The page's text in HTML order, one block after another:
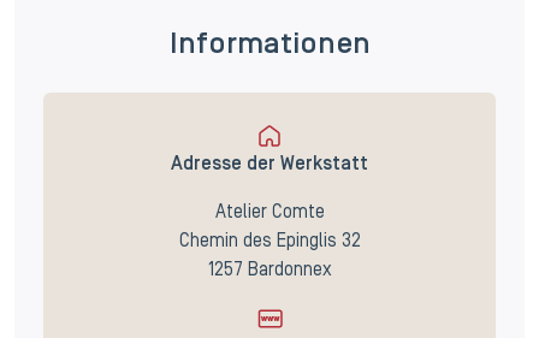
Informationen
Adresse der Werkstatt
Atelier Comte
Chemin des Epinglis 32
1257 Bardonnex